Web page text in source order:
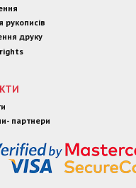
рукописів
друку
партнери